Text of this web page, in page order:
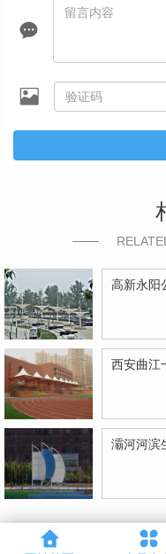
高新永阳
西安曲江
灞河河滨